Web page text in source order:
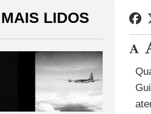
MAIS LIDOS